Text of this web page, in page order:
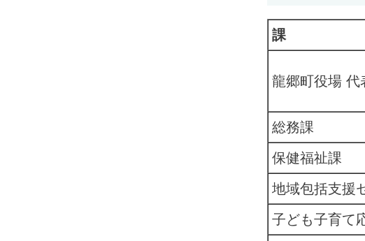
課
龍郷町役場 代
総務課
保健福祉課
地域包括支援
子ども子育て